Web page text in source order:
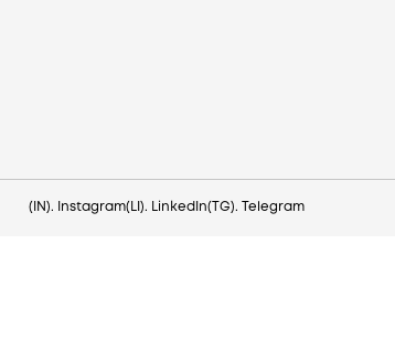
(IN). Instagram(LI). LinkedIn(TG). Telegram